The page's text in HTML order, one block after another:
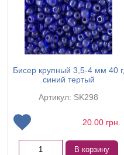
Бисер крупный 3,5-4 мм 40 г,
синий тертый
Артикул: SK298
20.00 грн.
В корзину